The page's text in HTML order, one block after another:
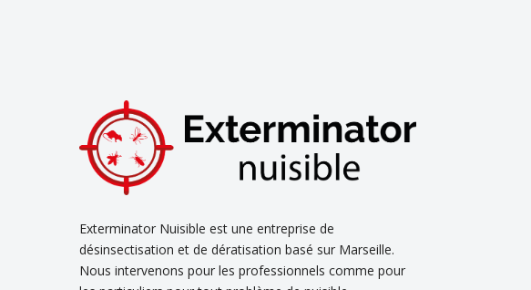
Exterminator Nuisible est une entreprise de
désinsectisation et de dératisation basé sur Marseille.
Nous intervenons pour les professionnels comme pour